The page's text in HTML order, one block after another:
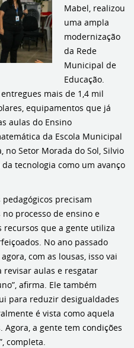
Mabel, realizou
uma ampla
modernização
da Rede
Municipal de
Educação.
mais de 1,4 mil
equipamentos que já
aulas do Ensino
da Escola Municipal
no Setor Morada do Sol, Silvio
tecnologia como um avanço
precisam
processo de ensino e
recursos que a gente utiliza
No ano passado
com as lousas, isso vai
aulas e resgatar
afirma. Ele também
para reduzir desigualdades
é vista como aquela
a gente tem condições
completa.